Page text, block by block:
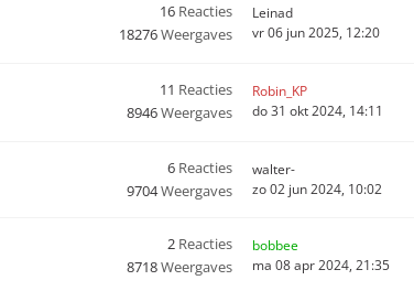
16 Reacties
18276Weergaves
Leinad
vr 06 jun 2025, 12:20
11 Reacties
8946Weergaves
Robin_KP
do 31 okt 2024, 14:11
6 Reacties
9704Weergaves
walter-
zo 02 jun 2024, 10:02
2 Reacties
8718Weergaves
bobbee
ma 08 apr 2024, 21:35